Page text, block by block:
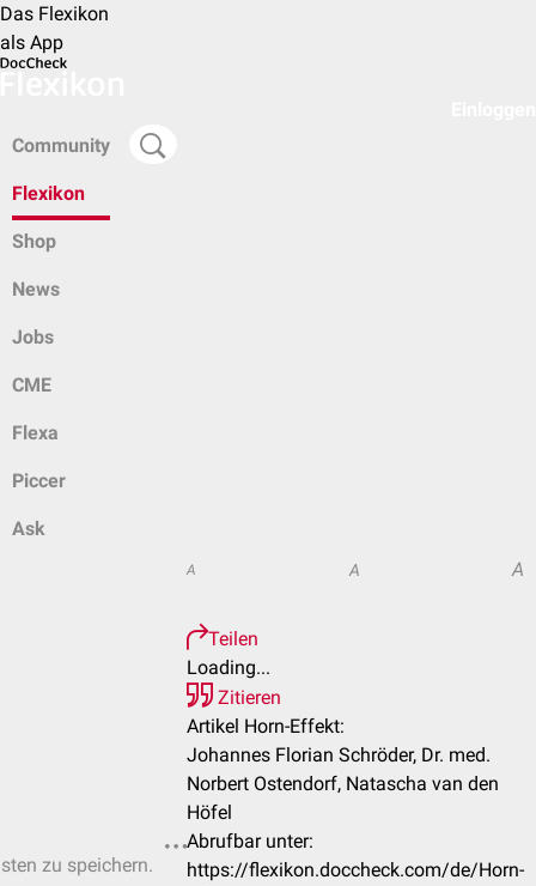
Das Flexikon
als App
Community
Flexikon
Shop
News
Jobs
CME
Flexa
Piccer
Ask
zu speichern.
A A A
Teilen
Loading...
Zitieren
Artikel Horn-Effekt:
Johannes Florian Schröder, Dr. med.
Norbert Ostendorf, Natascha van den
Höfel
Abrufbar unter:
https://flexikon.doccheck.com/de/Horn-